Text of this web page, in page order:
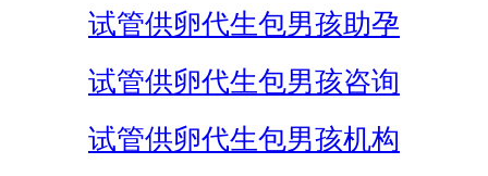
试管供卵代生包男孩助孕
试管供卵代生包男孩咨询
试管供卵代生包男孩机构